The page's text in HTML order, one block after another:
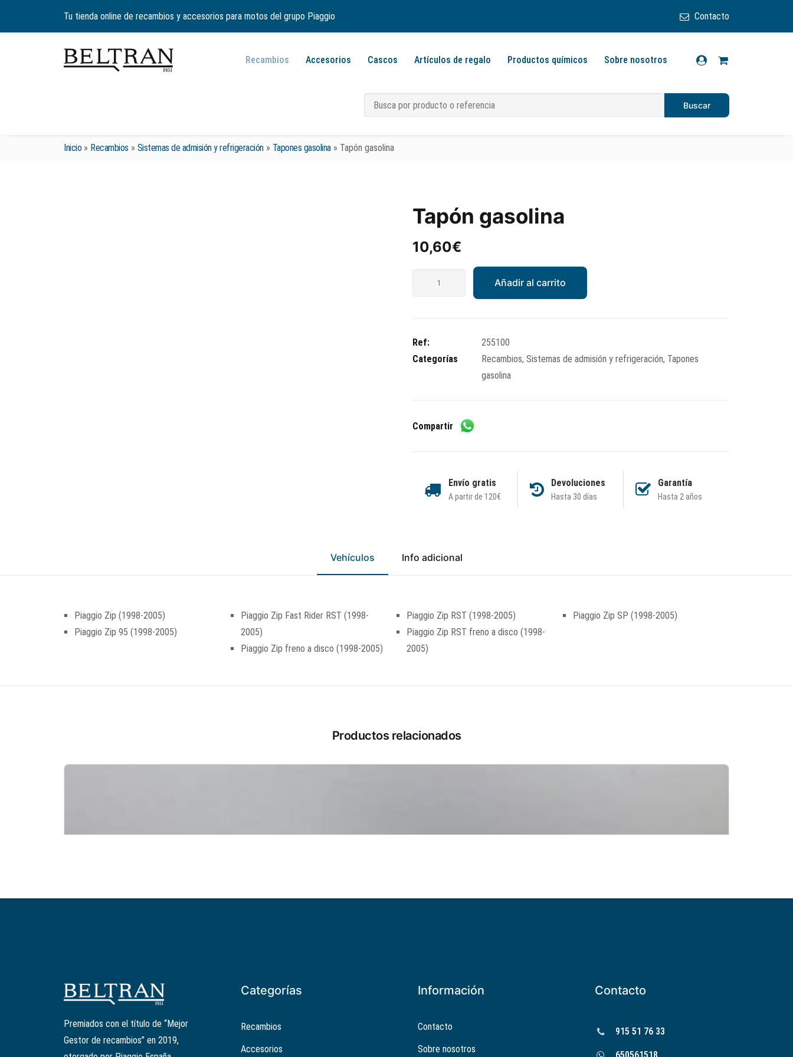
Tu tienda online de recambios y accesorios para motos del grupo Piaggio Contacto
Recambios Accesorios Cascos Artículos de regalo Productos químicos Sobre nosotros
Inicio» Recambios » Sistemas de admisión y refrigeración» Tapones gasolina» Tapón gasolina
Tapón gasolina
10,60€
Añadir al carrito
Ref:
255100
Categorías
Recambios, Sistemas de admisión y refrigeración, Tapones
gasolina
Compartir
Envío gratis
A partir de 120€
Devoluciones
Hasta 30 días
Garantía
Hasta 2 años
Vehículos Info adicional
Piaggio Zip (1998-2005)
Piaggio Zip 95 (1998-2005)
Piaggio Zip Fast Rider RST (1998-
2005)
Piaggio Zip freno a disco (1998-2005)
Piaggio Zip RST (1998-2005)
Piaggio Zip RST freno a disco (1998-
2005)
Piaggio Zip SP (1998-2005)
Productos relacionados
Premiados con el título de “Mejor
Gestor de recambios” en 2019,
Categorías
Recambios
Accesorios
Información
Contacto
Sobre nosotros
Contacto
915 51 76 33